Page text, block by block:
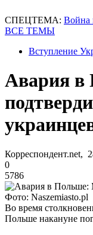
СПЕЦТЕМА: Война
ВСЕ ТЕМЫ
Вступление
Авария
Корреспондент.net,
0
5786
Фото: Naszemiasto.pl
Во время
Польше накануне